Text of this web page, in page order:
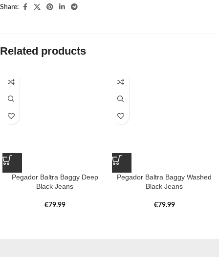
Share:
Related products
Pegador Baltra Baggy Deep
Black Jeans
€79.99
Pegador Baltra Baggy Washed
Black Jeans
€79.99